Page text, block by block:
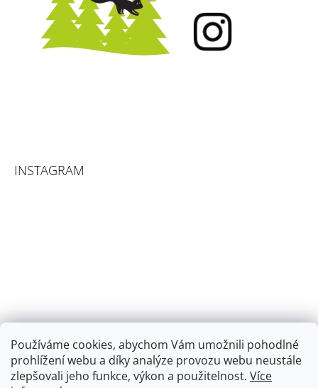
Používáme cookies, abychom Vám umožnili pohodlné
prohlížení webu a díky analýze provozu webu neustále
zlepšovali jeho funkce, výkon a použitelnost. Více
INSTAGRAM